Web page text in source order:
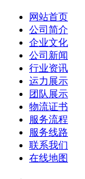
网站首页
公司简介
企业文化
公司新闻
行业资讯
运力展示
团队展示
物流证书
服务流程
服务线路
联系我们
在线地图